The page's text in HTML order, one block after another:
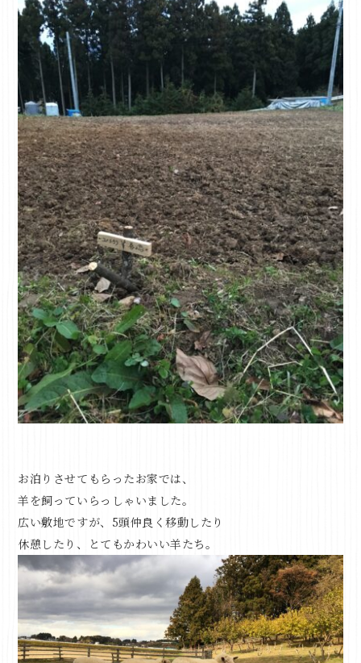
お泊りさせてもらったお家では、
羊を飼っていらっしゃいました。
広い敷地ですが、5頭仲良く移動したり
休憩したり、とてもかわいい羊たち。